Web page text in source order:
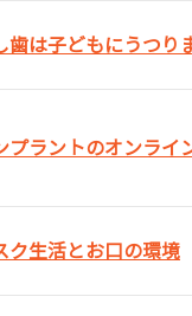
歯は子どもにうつり
プラントのオンライ
ク生活とお口の環境